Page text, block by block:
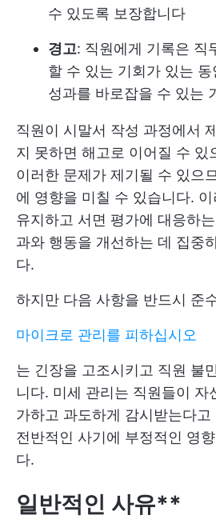
수 있도록 보장합니다
경고: 직원에게 기록은 직
할 수 있는 기회가 있는
성과를 바로잡을 수 있는
직원이 시말서 작성 과정에서
지 못하면 해고로 이어질 수 있
이러한 문제가 제기될 수 있으
에 영향을 미칠 수 있습니다.
유지하고 서면 평가에 대응하
과와 행동을 개선하는 데 집중
다.
하지만 다음 사항을 반드시 준
마이크로 관리를 피하십시오
는 긴장을 고조시키고 직원 불
니다. 미세 관리는 직원들이 자
가하고 과도하게 감시받는다
전반적인 사기에 부정적인 영
다.
일반적인 사유**